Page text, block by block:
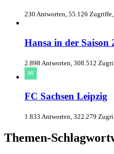
230 Antworten, 55.126 Zugriffe,
Hansa in der Saison
2.898 Antworten, 308.512
FC Sachsen Leipzig
1.833 Antworten, 322.279
Themen-